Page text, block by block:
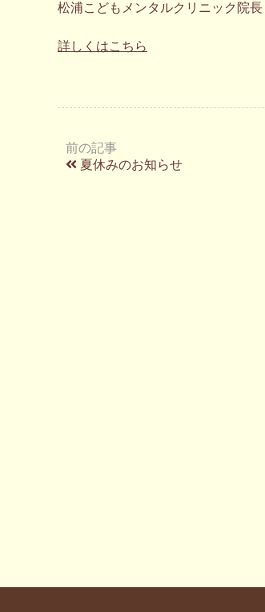
松浦こどもメンタルクリニック院
詳しくはこちら
前の記事
夏休みのお知らせ